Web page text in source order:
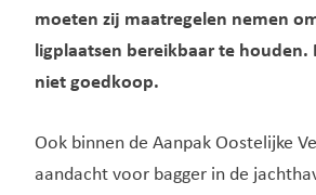
moeten zij maatregelen nemen
ligplaatsen bereikbaar te houden.
niet goedkoop.
Ook binnen de Aanpak Oostelijke
aandacht voor bagger in de